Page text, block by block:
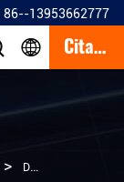
86--13953662777
Citation
> Dredger À Aspiration À Haute Capacité De 8 Pouces Pour La Récupération Des Terres